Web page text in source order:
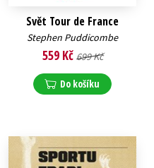
Svět Tour de France
Stephen Puddicombe
559 Kč 699 Kč
Do košíku